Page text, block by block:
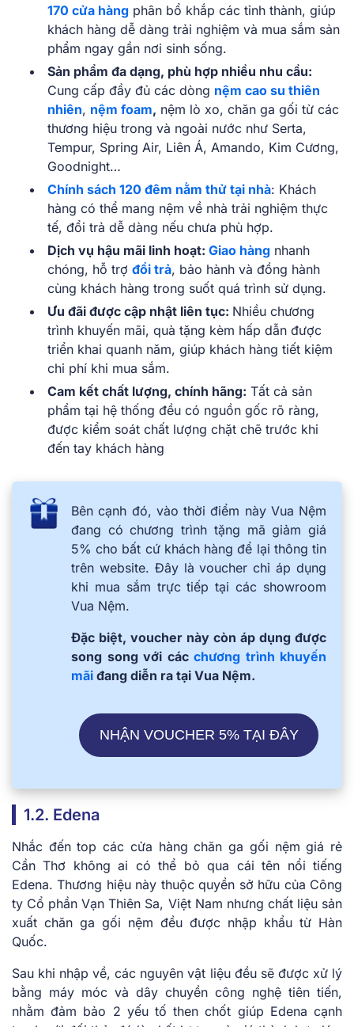
170 cửa hàng phân bổ khắp các tỉnh thành, giúp
khách hàng dễ dàng trải nghiệm và mua sắm sản
phẩm ngay gần nơi sinh sống.
Sản phẩm đa dạng, phù hợp nhiều nhu cầu:
Cung cấp đầy đủ các dòng nệm cao su thiên
nhiên, nệm foam, nệm lò xo, chăn ga gối từ các
thương hiệu trong và ngoài nước như Serta,
Tempur, Spring Air, Liên Á, Amando, Kim Cương,
Goodnight…
Chính sách 120 đêm nằm thử tại nhà: Khách
hàng có thể mang nệm về nhà trải nghiệm thực
tế, đổi trả dễ dàng nếu chưa phù hợp.
Dịch vụ hậu mãi linh hoạt: Giao hàng nhanh
chóng, hỗ trợ đổi trả, bảo hành và đồng hành
cùng khách hàng trong suốt quá trình sử dụng.
Ưu đãi được cập nhật liên tục: Nhiều chương
trình khuyến mãi, quà tặng kèm hấp dẫn được
triển khai quanh năm, giúp khách hàng tiết kiệm
chi phí khi mua sắm.
Cam kết chất lượng, chính hãng: Tất cả sản
phẩm tại hệ thống đều có nguồn gốc rõ ràng,
được kiểm soát chất lượng chặt chẽ trước khi
đến tay khách hàng
Bên cạnh đó, vào thời điểm này Vua Nệm
đang có chương trình tặng mã giảm giá
5% cho bất cứ khách hàng để lại thông tin
trên website. Đây là voucher chỉ áp dụng
khi mua sắm trực tiếp tại các showroom
Vua Nệm.
Đặc biệt, voucher này còn áp dụng được
song song với các chương trình khuyến
mãi đang diễn ra tại Vua Nệm.
NHẬN VOUCHER 5% TẠI ĐÂY
1.2. Edena
Nhắc đến top các cửa hàng chăn ga gối nệm giá rẻ
Cần Thơ không ai có thể bỏ qua cái tên nổi tiếng
Edena. Thương hiệu này thuộc quyền sở hữu của Công
ty Cổ phần Vạn Thiên Sa, Việt Nam nhưng chất liệu sản
xuất chăn ga gối nệm đều được nhập khẩu từ Hàn
Quốc.
Sau khi nhập về, các nguyên vật liệu đều sẽ được xử lý
bằng máy móc và dây chuyền công nghệ tiên tiến,
nhằm đảm bảo 2 yếu tố then chốt giúp Edena cạnh